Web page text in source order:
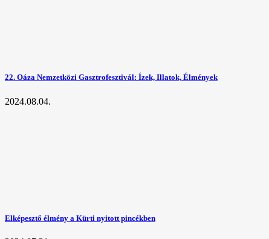
22. Oáza Nemzetközi Gasztrofesztivál: Ízek, Illatok, Élmények
2024.08.04.
Elképesztő élmény a Kürti nyitott pincékben